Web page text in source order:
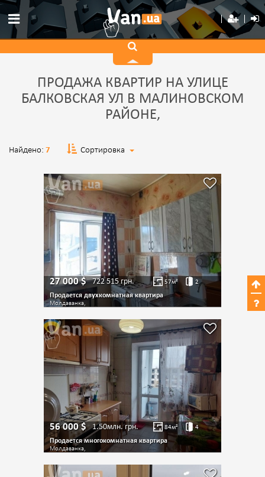
ПРОДАЖА КВАРТИР НА УЛИЦЕ
БАЛКОВСКАЯ УЛ В МАЛИНОВСКОМ
РАЙОНЕ,
Найдено: 7 Сортировка
27 000$ 722 515грн. 57м² 2
Продается двухкомнатная квартира
Молдаванка,
56 000$ 1.50млн.грн. 84м² 4
Продается многокомнатная квартира
Молдаванка,